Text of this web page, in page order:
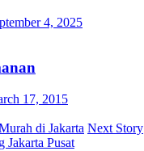
4, 2025
17, 2015
di Jakarta Next Story
Jakarta Pusat